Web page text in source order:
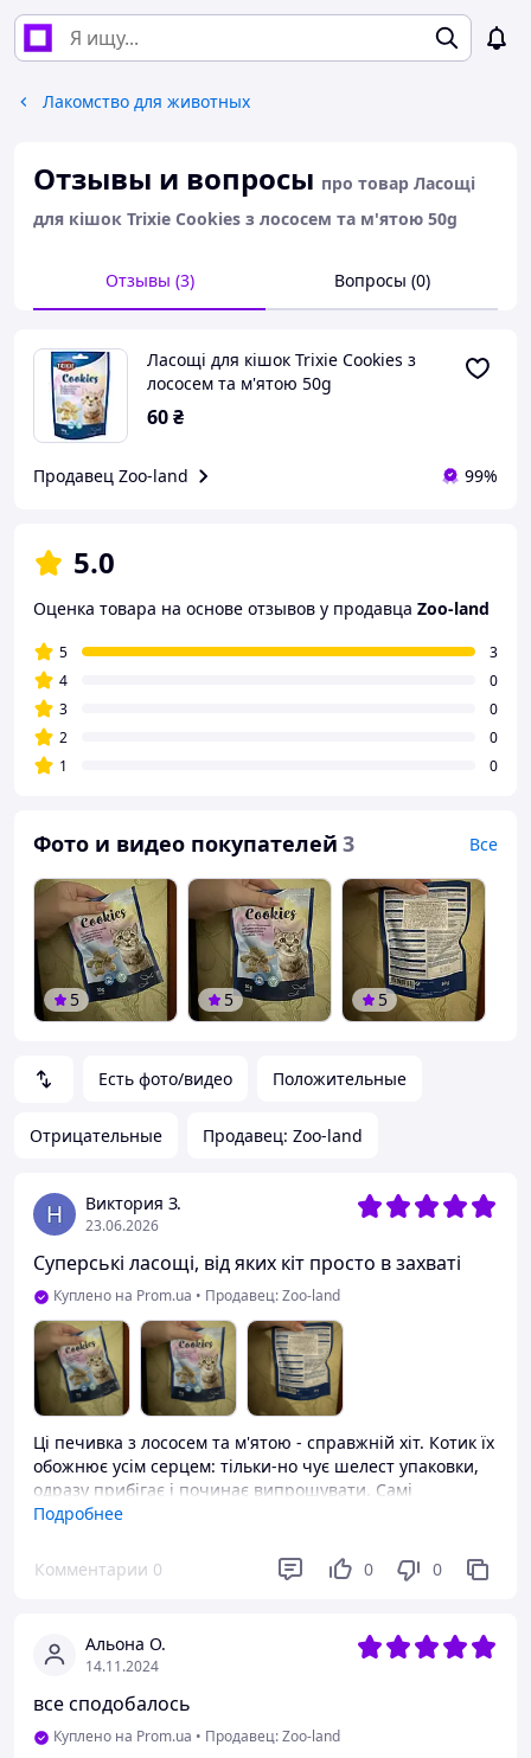
Лакомство для животных
Отзывы и вопросы про товар Ласощі
для кішок Trixie Cookies з лососем та м'ятою 50g
Отзывы (3) Вопросы (0)
Есть фото/видео Положительные
Отрицательные Продавец: Zoo-land
Виктория З.
23.06.2026
Суперські ласощі, від яких кіт просто в захваті
Куплено на Prom.ua • Продавец: Zoo-land
Ці печивка з лососем та м'ятою - справжній хіт. Котик їх
обожнює усім серцем: тільки-но чує шелест упаковки,
одразу прибігає і починає випрошувати. Самі
подушечки невеликі за розміром і приємно хрутять,
смаку та котячої м'яти працює безвідмовно. Чудовий і
зовсім недорогий спосіб порадувати пухнастика.
Головне - кіт їсть із величезним апетитом, йому дуже
подобається смак. Зручний розмір ласощів - підходить
для будь-якого кота. Доступна ціна. Зручний пакет,
який можна щільно закрити, щоб ласощі не
вивітрювалися.
Подробнее
Комментарии 0 0 0
Альона О.
14.11.2024
все сподобалось
Куплено на Prom.ua • Продавец: Zoo-land
Ласощі для кішок Trixie Cookies з
лососем та м'ятою 50g
60₴
Продавец Zoo-land 99%
5.0
Оценка товара на основе отзывов у продавца Zoo-land
5
3
4
0
3
0
2
0
1
0
Фото и видео покупателей 3 Все
5 5 5